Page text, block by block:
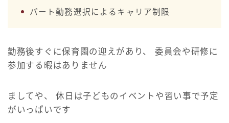
パート勤務選択によるキャリア制限
勤務後すぐに保育園の迎えがあり、 委員会や研修に
参加する暇はありません
ましてや、 休日は子どものイベントや習い事で予定
がいっぱいです